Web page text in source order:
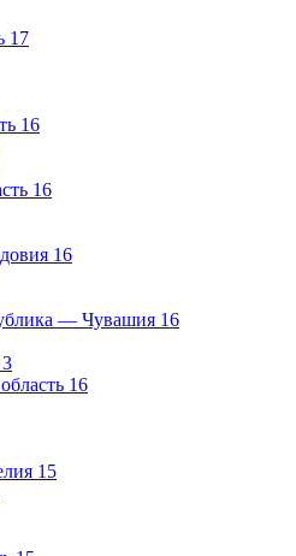
17
16
16
16
— Чувашия 16
3
16
15